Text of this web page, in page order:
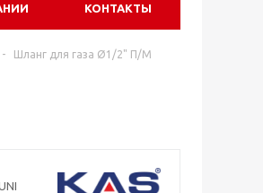
КОНТАКТЫ
-
Шланг для газа Ø1/2" П/М